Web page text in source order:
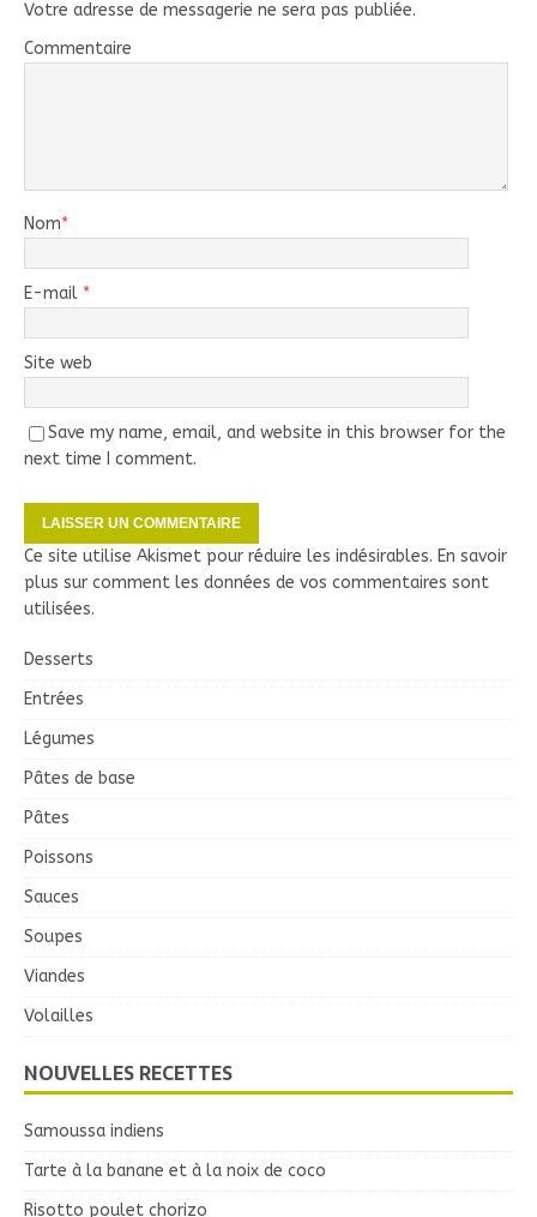
Votre adresse de messagerie ne sera pas publiée.
Commentaire
Nom*
E-mail *
Site web
Save my name, email, and website in this browser for the
next time I comment.
Ce site utilise Akismet pour réduire les indésirables. En savoir
plus sur comment les données de vos commentaires sont
utilisées.
Desserts
Entrées
Légumes
Pâtes de base
Pâtes
Poissons
Sauces
Soupes
Viandes
Volailles
NOUVELLES RECETTES
Samoussa indiens
Tarte à la banane et à la noix de coco
Risotto poulet chorizo